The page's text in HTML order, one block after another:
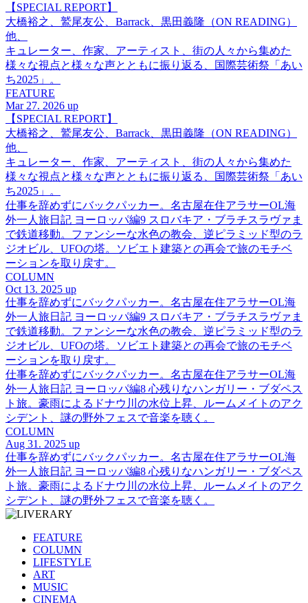
【SPECIAL REPORT】
大橋裕之、鷲尾友公、Barrack、黒田義隆（ON READING）
他、
キュレーター、作家、アーティスト、街の人々から集めた
様々な視点と様々な声とともに振り返る、国際芸術祭「あい
ち2025」。
FEATURE
Mar 27. 2026 up
【SPECIAL REPORT】
大橋裕之、鷲尾友公、Barrack、黒田義隆（ON READING）
他、
キュレーター、作家、アーティスト、街の人々から集めた
様々な視点と様々な声とともに振り返る、国際芸術祭「あい
ち2025」。
仕事を辞めずにバックパッカー。名古屋在住アラサーOL海
外一人旅日記 ヨーロッパ編9 スロバキア・ブラチスラヴァま
で鉄道移動。ファンシーな水色の教会、逆ピラミッド型のラ
ジオビル、UFOの塔。ソビエト建築との再会で旅のモチベ
ーションを取り戻す。
COLUMN
Oct 13. 2025 up
仕事を辞めずにバックパッカー。名古屋在住アラサーOL海
外一人旅日記 ヨーロッパ編9 スロバキア・ブラチスラヴァま
で鉄道移動。ファンシーな水色の教会、逆ピラミッド型のラ
ジオビル、UFOの塔。ソビエト建築との再会で旅のモチベ
ーションを取り戻す。
仕事を辞めずにバックパッカー。名古屋在住アラサーOL海
外一人旅日記 ヨーロッパ編8 心残りなハンガリー・ブダペス
ト旅。豪雨によるドナウ川の水位上昇、ルームメイトのアク
シデント、謎の野外フェスで音楽を聴く。
COLUMN
Aug 31. 2025 up
仕事を辞めずにバックパッカー。名古屋在住アラサーOL海
外一人旅日記 ヨーロッパ編8 心残りなハンガリー・ブダペス
ト旅。豪雨によるドナウ川の水位上昇、ルームメイトのアク
シデント、謎の野外フェスで音楽を聴く。
FEATURE
COLUMN
LIFESTYLE
ART
MUSIC
CINEMA